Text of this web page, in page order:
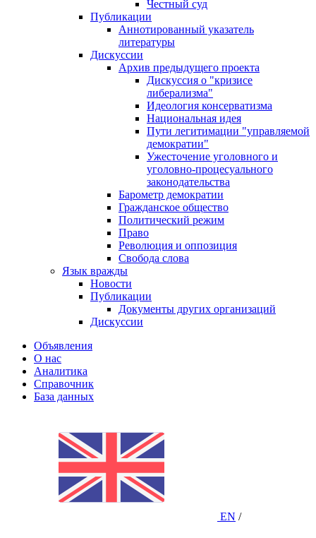
Честный суд
Публикации
Аннотированный указатель
литературы
Дискуссии
Архив предыдущего проекта
Дискуссия о "кризисе
либерализма"
Идеология консерватизма
Национальная идея
Пути легитимации "управляемой
демократии"
Ужесточение уголовного и
уголовно-процесуального
законодательства
Барометр демократии
Гражданское общество
Политический режим
Право
Революция и оппозиция
Свобода слова
Язык вражды
Новости
Публикации
Документы других организаций
Дискуссии
Объявления
О нас
Аналитика
Справочник
База данных
EN /